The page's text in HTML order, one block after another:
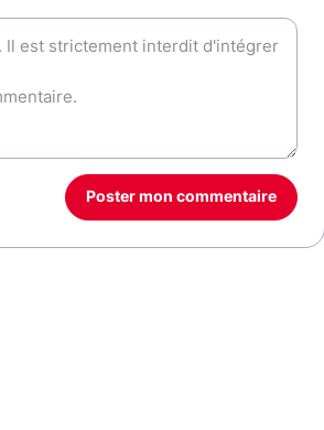
Poster mon commentaire